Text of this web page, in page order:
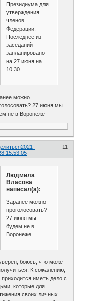
Президиума для
утверждения
членов
Федерации.
Последнее из
заседаний
запланировано
на 27 июня на
10.30.
можно
27 июня мы
не в Воронеже
11
2021-
15:53:05
Людмила
Власова
написал(а):
Заранее можно
проголосовать?
27 июня мы
будем не в
Воронеже
боюсь, что может
К сожалению,
иметь дело с
которые для
своих личных